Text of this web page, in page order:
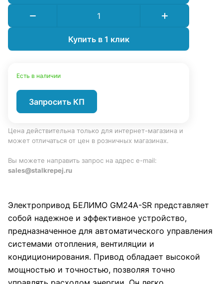
Купить в 1 клик
Есть в наличии
Запросить КП
Цена действительна только для интернет-магазина и
может отличаться от цен в розничных магазинах.
Вы можете направить запрос на адрес e-mail:
sales@stalkrepej.ru
Электропривод БЕЛИМО GM24A-SR представляет
собой надежное и эффективное устройство,
предназначенное для автоматического управления
системами отопления, вентиляции и
кондиционирования. Привод обладает высокой
мощностью и точностью, позволяя точно